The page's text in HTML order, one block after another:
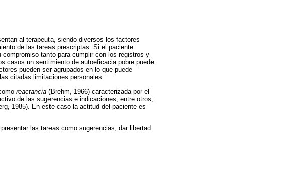
al terapeuta, siendo diversos los factores
de las tareas prescriptas. Si el paciente
tanto para cumplir con los registros y
casos un sentimiento de autoeficacia pobre puede
pueden ser agrupados en lo que puede
citadas limitaciones personales.
reactancia (Brehm, 1966) caracterizada por el
de las sugerencias e indicaciones, entre otros,
1985). En este caso la actitud del paciente es
las tareas como sugerencias, dar libertad